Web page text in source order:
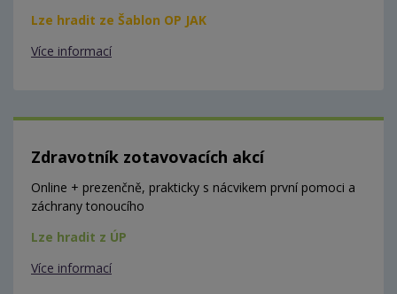
Lze hradit ze Šablon OP JAK
Více informací
Zdravotník zotavovacích akcí
Online + prezenčně, prakticky s nácvikem první pomoci a
záchrany tonoucího
Lze hradit z ÚP
Více informací